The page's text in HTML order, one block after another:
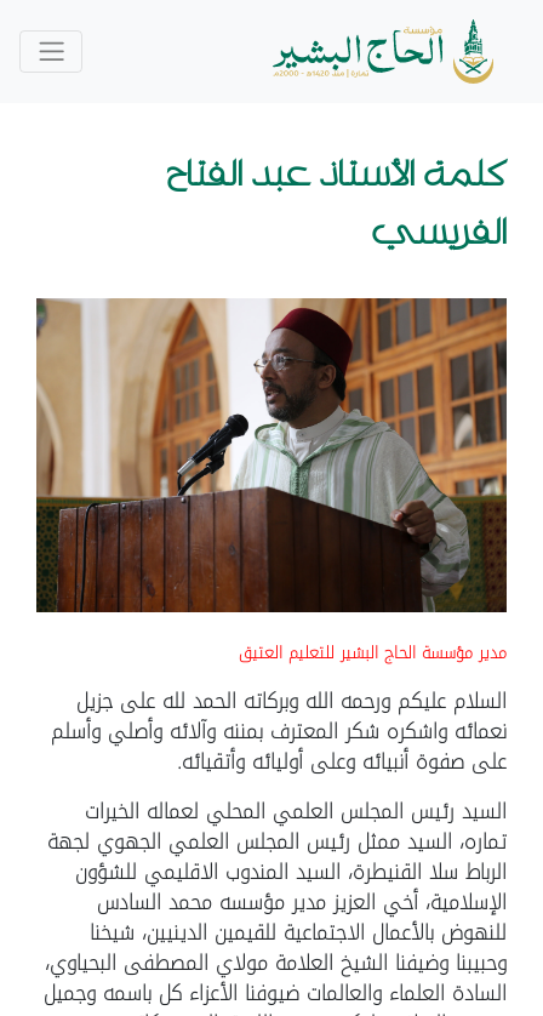
كلمة الأستاذ عبد الفتاح
الفريسي
مدير مؤسسة الحاج البشير للتعليم العتيق
السلام عليكم ورحمه الله وبركاته الحمد لله على جزيل
نعمائه واشكره شكر المعترف بمننه وآلائه وأصلي وأسلم
على صفوة أنبيائه وعلى أوليائه وأتقيائه.
السيد رئيس المجلس العلمي المحلي لعماله الخيرات
تماره، السيد ممثل رئيس المجلس العلمي الجهوي لجهة
الرباط سلا القنيطرة، السيد المندوب الاقليمي للشؤون
الإسلامية، أخي العزيز مدير مؤسسه محمد السادس
للنهوض بالأعمال الاجتماعية للقيمين الدينيين، شيخنا
وحبيبنا وضيفنا الشيخ العلامة مولاي المصطفى البحياوي،
السادة العلماء والعالمات ضيوفنا الأعزاء كل باسمه وجميل